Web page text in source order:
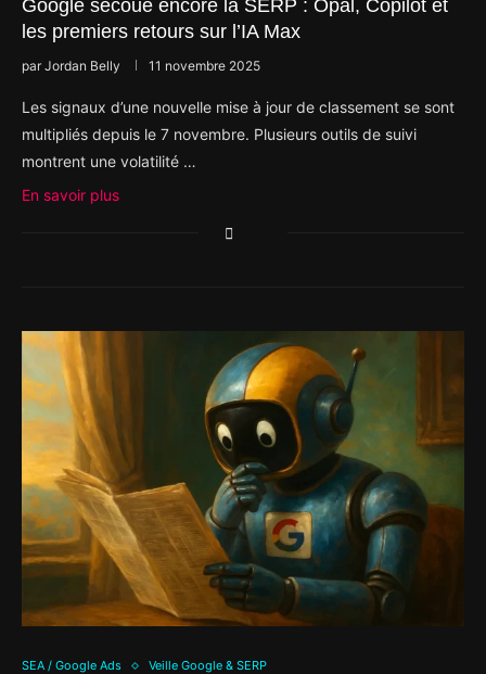
Google secoue encore la SERP : Opal, Copilot et
les premiers retours sur l’IA Max
parJordan Belly 11 novembre 2025
Les signaux d’une nouvelle mise à jour de classement se sont
multipliés depuis le 7 novembre. Plusieurs outils de suivi
montrent une volatilité …
En savoir plus
SEA / Google Ads Veille Google & SERP